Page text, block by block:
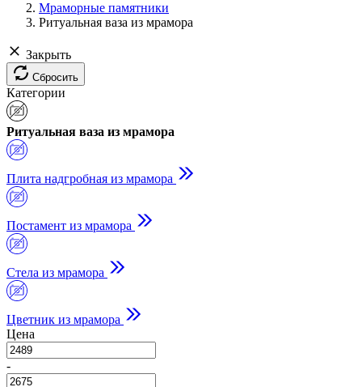
Мраморные памятники
Ритуальная ваза из мрамора
Закрыть
Сбросить
Категории
Ритуальная ваза из мрамора
Плита надгробная из мрамора
Постамент из мрамора
Стела из мрамора
Цветник из мрамора
Цена
-